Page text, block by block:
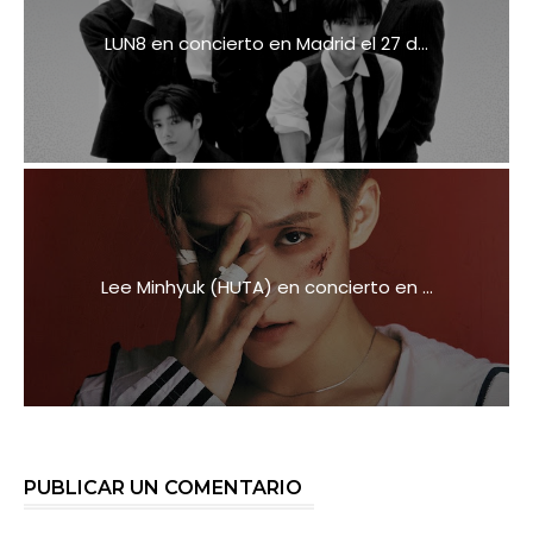
LUN8 en concierto en Madrid el 27 d...
Lee Minhyuk (HUTA) en concierto en ...
PUBLICAR UN COMENTARIO